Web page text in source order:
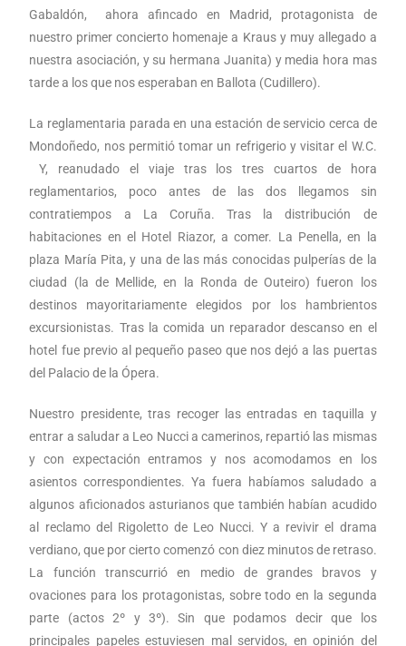
Gabaldón, ahora afincado en Madrid, protagonista de
nuestro primer concierto homenaje a Kraus y muy allegado a
nuestra asociación, y su hermana Juanita) y media hora mas
tarde a los que nos esperaban en Ballota (Cudillero).
La reglamentaria parada en una estación de servicio cerca de
Mondoñedo, nos permitió tomar un refrigerio y visitar el W.C.
Y, reanudado el viaje tras los tres cuartos de hora
reglamentarios, poco antes de las dos llegamos sin
contratiempos a La Coruña. Tras la distribución de
habitaciones en el Hotel Riazor, a comer. La Penella, en la
plaza María Pita, y una de las más conocidas pulperías de la
ciudad (la de Mellide, en la Ronda de Outeiro) fueron los
destinos mayoritariamente elegidos por los hambrientos
excursionistas. Tras la comida un reparador descanso en el
hotel fue previo al pequeño paseo que nos dejó a las puertas
del Palacio de la Ópera.
Nuestro presidente, tras recoger las entradas en taquilla y
entrar a saludar a Leo Nucci a camerinos, repartió las mismas
y con expectación entramos y nos acomodamos en los
asientos correspondientes. Ya fuera habíamos saludado a
algunos aficionados asturianos que también habían acudido
al reclamo del Rigoletto de Leo Nucci. Y a revivir el drama
verdiano, que por cierto comenzó con diez minutos de retraso.
La función transcurrió en medio de grandes bravos y
ovaciones para los protagonistas, sobre todo en la segunda
parte (actos 2º y 3º). Sin que podamos decir que los
principales papeles estuviesen mal servidos, en opinión del